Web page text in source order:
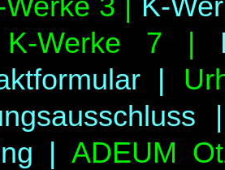
3 |
K-
K-Werke 7 |
|
|
|
ADEUM